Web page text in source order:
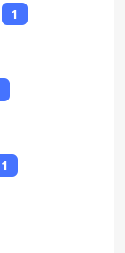
1
1